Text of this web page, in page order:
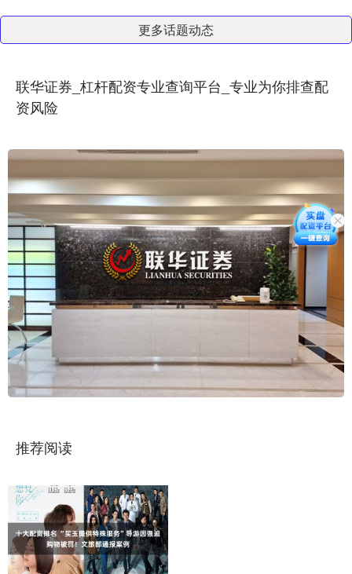
更多话题动态
联华证券_杠杆配资专业查询平台_专业为你排查配
资风险
推荐阅读